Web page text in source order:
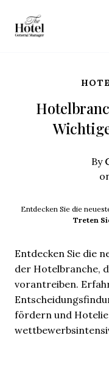
By
Entdecken Sie die
Treten
Entdecken Sie die
der Hotelbranche,
vorantreiben.
fördern und